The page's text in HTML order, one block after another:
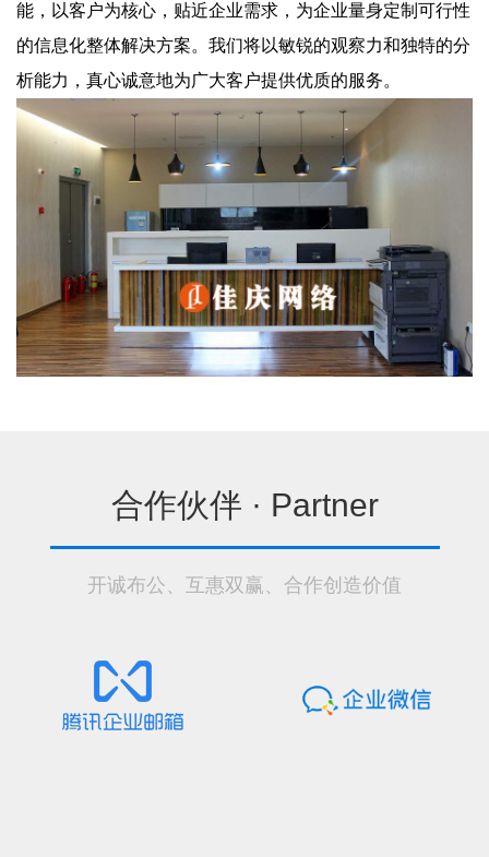
能，以客户为核心，贴近企业需求，为企业量身定制可行性
的信息化整体解决方案。我们将以敏锐的观察力和独特的分
析能力，真心诚意地为广大客户提供优质的服务。
合作伙伴 · Partner
开诚布公、互惠双赢、合作创造价值